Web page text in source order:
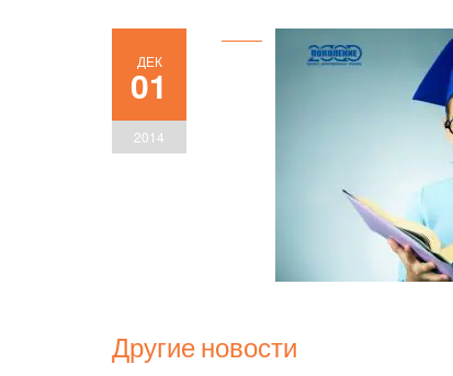
ДЕК
01
2014
Другие новости